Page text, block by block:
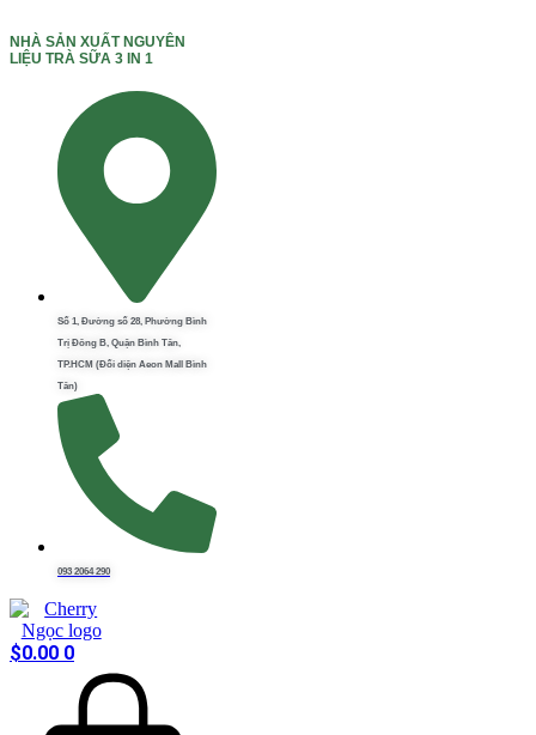
NHÀ SẢN XUẤT NGUYÊN
LIỆU TRÀ SỮA 3 IN 1
Số 1, Đường số 28, Phường Bình
Trị Đông B, Quận Bình Tân,
TP.HCM (Đối diện Aeon Mall Bình
Tân)
093 2064 290
$0.00 0